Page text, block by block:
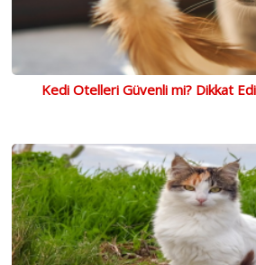
Kedi Otelleri Güvenli mi? Dikkat